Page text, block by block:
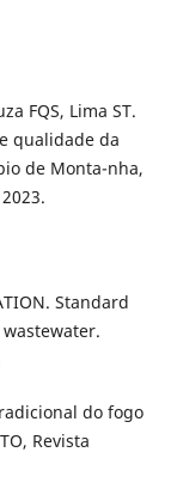
FQS, Lima ST.
qualidade da
de Monta-nha,
Standard
do fogo
Revista